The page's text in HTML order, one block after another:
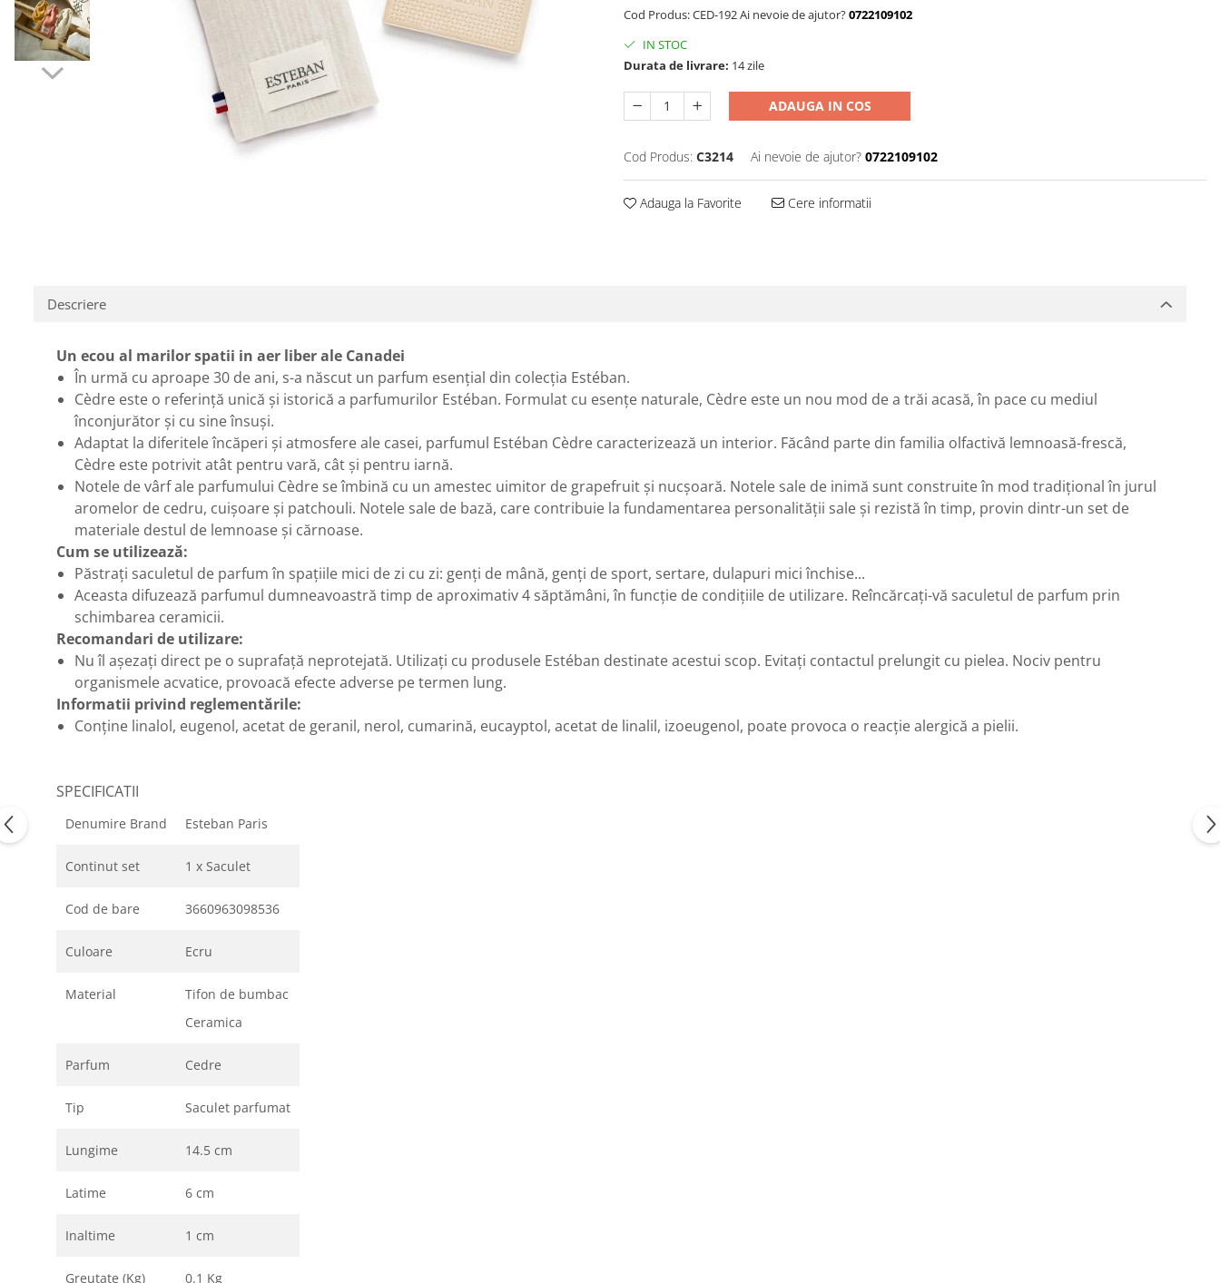
Cod Produs: CED-192 Ai nevoie de ajutor?0722109102
IN STOC
Durata de livrare: 14 zile
ADAUGA IN COS
Cod Produs: C3214 Ai nevoie de ajutor? 0722109102
Adauga la Favorite Cere informatii
Descriere
Un ecou al marilor spatii in aer liber ale Canadei
În urmă cu aproape 30 de ani, s-a născut un parfum esențial din colecția Estéban.
Cèdre este o referință unică și istorică a parfumurilor Estéban. Formulat cu esențe naturale, Cèdre este un nou mod de a trăi acasă, în pace cu mediul
înconjurător și cu sine însuși.
Adaptat la diferitele încăperi și atmosfere ale casei, parfumul Estéban Cèdre caracterizează un interior. Făcând parte din familia olfactivă lemnoasă-frescă,
Cèdre este potrivit atât pentru vară, cât și pentru iarnă.
Notele de vârf ale parfumului Cèdre se îmbină cu un amestec uimitor de grapefruit și nucșoară. Notele sale de inimă sunt construite în mod tradițional în jurul
aromelor de cedru, cuișoare și patchouli. Notele sale de bază, care contribuie la fundamentarea personalității sale și rezistă în timp, provin dintr-un set de
materiale destul de lemnoase și cărnoase.
Cum se utilizează:
Păstrați saculetul de parfum în spațiile mici de zi cu zi: genți de mână, genți de sport, sertare, dulapuri mici închise...
Aceasta difuzează parfumul dumneavoastră timp de aproximativ 4 săptămâni, în funcție de condițiile de utilizare. Reîncărcați-vă saculetul de parfum prin
schimbarea ceramicii.
Recomandari de utilizare:
Nu îl așezați direct pe o suprafață neprotejată. Utilizați cu produsele Estéban destinate acestui scop. Evitați contactul prelungit cu pielea. Nociv pentru
organismele acvatice, provoacă efecte adverse pe termen lung.
Informatii privind reglementările:
Conține linalol, eugenol, acetat de geranil, nerol, cumarină, eucayptol, acetat de linalil, izoeugenol, poate provoca o reacție alergică a pielii.
SPECIFICATII
Denumire Brand Esteban Paris
Continut set 1 x Saculet
Cod de bare 3660963098536
Culoare Ecru
Material
Tifon de bumbac
Ceramica
Parfum Cedre
Tip Saculet parfumat
Lungime 14.5 cm
Latime 6 cm
Inaltime 1 cm
Greutate (Kg) 0.1 Kg